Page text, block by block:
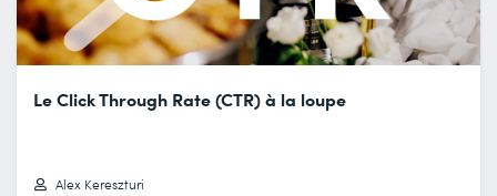
Le Click Through Rate (CTR) à la loupe
Alex Kereszturi